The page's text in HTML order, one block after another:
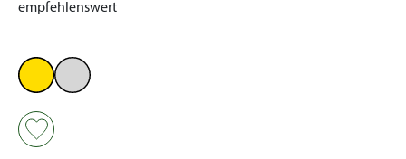
empfehlenswert